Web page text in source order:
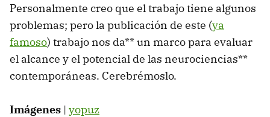
Personalmente creo que el trabajo tiene algunos
problemas; pero la publicación de este (ya
famoso) trabajo nos da** un marco para evaluar
el alcance y el potencial de las neurociencias**
contemporáneas. Cerebrémoslo.
Imágenes | yopuz